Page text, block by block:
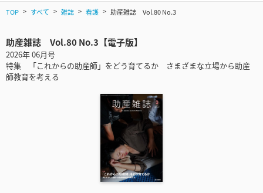
TOP すべて 雑誌 看護 助産雑誌 Vol.80 No.3
助産雑誌 Vol.80 No.3【電子版】
2026年 06月号
特集 「これからの助産師」をどう育てるか さまざまな立場から助産
師教育を考える